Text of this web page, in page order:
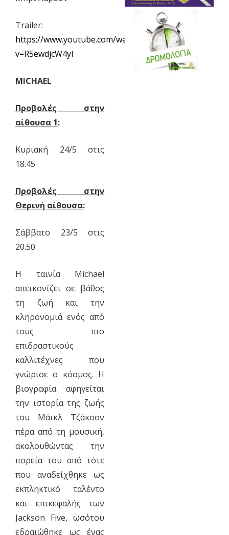
Trailer:
https://www.youtube.com/watch?
v=R5ewdjcW4yI
MICHAEL
Προβολές στην
αίθουσα 1:
Κυριακή 24/5 στις
18.45
Προβολές στην
Θερινή αίθουσα:
Σάββατο 23/5 στις
20.50
Η ταινία Michael
απεικονίζει σε βάθος
τη ζωή και την
κληρονομιά ενός από
τους πιο
επιδραστικούς
καλλιτέχνες που
γνώρισε ο κόσμος. Η
βιογραφία αφηγείται
την ιστορία της ζωής
του Μάικλ Τζάκσον
πέρα από τη μουσική,
ακολουθώντας την
πορεία του από τότε
που αναδείχθηκε ως
εκπληκτικό ταλέντο
και επικεφαλής των
Jackson Five, ωσότου
εδραιώθηκε ως ένας